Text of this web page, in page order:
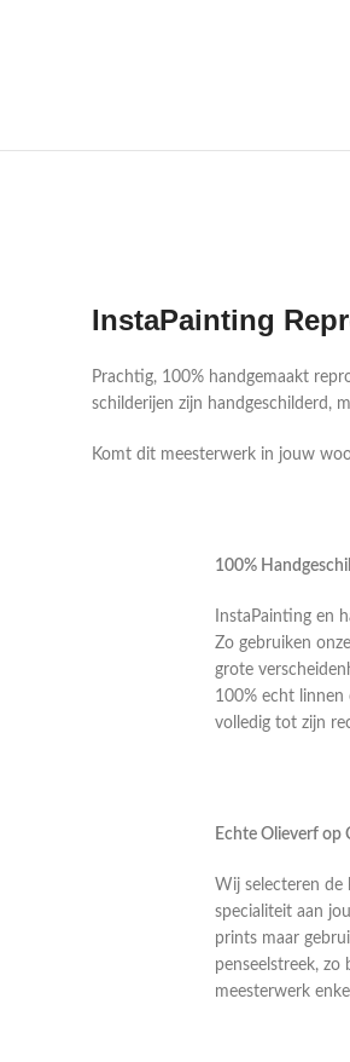
InstaPainting
Prachtig, 100% handgemaakt
schilderijen zijn handgeschilderd,
Komt dit meesterwerk in jouw
100%
InstaPainting en
Zo gebruiken
grote
100% echt linnen
volledig tot zijn
Echte Olieverf op
Wij selecteren de
specialiteit aan
prints maar
penseelstreek,
meesterwerk